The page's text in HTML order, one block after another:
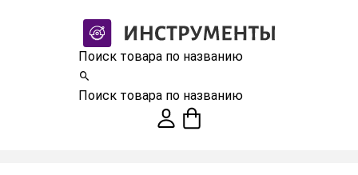
Поиск товара по названию
Поиск товара по названию